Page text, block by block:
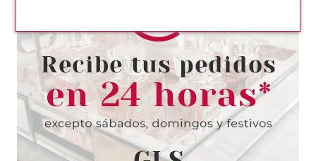
CLARINS
CLARINS SKIN ILLUSION
TINTED TRATAMIENTO
ILUMINADOR ANTIEDAD SPF25
6 40 ML
Pvr 46.00€
-40%
desde
27.60€